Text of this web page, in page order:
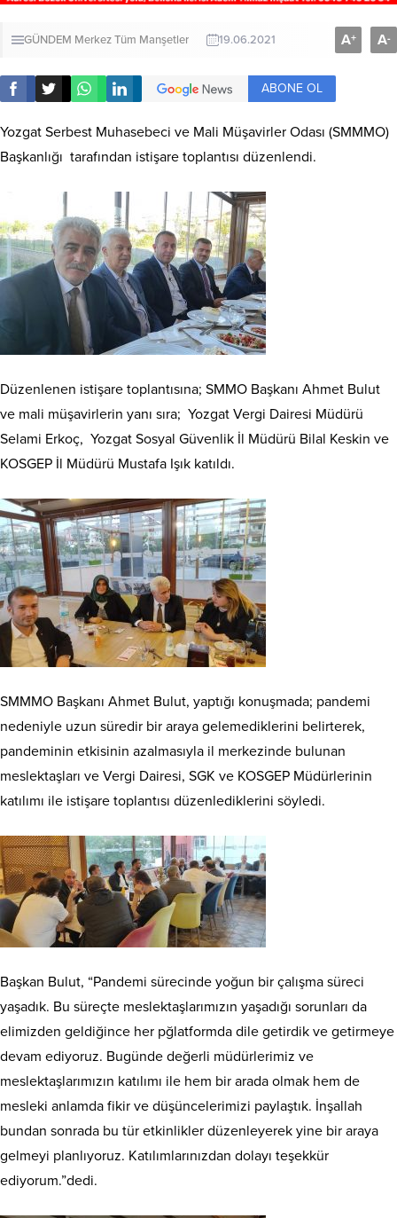
GÜNDEM MerkezTüm Manşetler 19.06.2021 A+ A-
ABONE OL
Yozgat Serbest Muhasebeci ve Mali Müşavirler Odası (SMMMO)
Başkanlığı tarafından istişare toplantısı düzenlendi.
Düzenlenen istişare toplantısına; SMMO Başkanı Ahmet Bulut
ve mali müşavirlerin yanı sıra; Yozgat Vergi Dairesi Müdürü
Selami Erkoç, Yozgat Sosyal Güvenlik İl Müdürü Bilal Keskin ve
KOSGEP İl Müdürü Mustafa Işık katıldı.
SMMMO Başkanı Ahmet Bulut, yaptığı konuşmada; pandemi
nedeniyle uzun süredir bir araya gelemediklerini belirterek,
pandeminin etkisinin azalmasıyla il merkezinde bulunan
meslektaşları ve Vergi Dairesi, SGK ve KOSGEP Müdürlerinin
katılımı ile istişare toplantısı düzenlediklerini söyledi.
Başkan Bulut, “Pandemi sürecinde yoğun bir çalışma süreci
yaşadık. Bu süreçte meslektaşlarımızın yaşadığı sorunları da
elimizden geldiğince her pğlatformda dile getirdik ve getirmeye
devam ediyoruz. Bugünde değerli müdürlerimiz ve
meslektaşlarımızın katılımı ile hem bir arada olmak hem de
mesleki anlamda fikir ve düşüncelerimizi paylaştık. İnşallah
bundan sonrada bu tür etkinlikler düzenleyerek yine bir araya
gelmeyi planlıyoruz. Katılımlarınızdan dolayı teşekkür
ediyorum.”dedi.